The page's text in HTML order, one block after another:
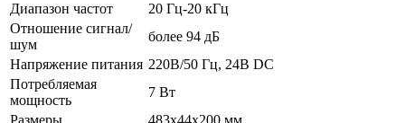
Диапазон частот
20 Гц-20 кГц
Отношение сигнал/
шум
более 94 дБ
Напряжение питания 220В/50 Гц, 24В DC
Потребляемая
мощность
7 Вт